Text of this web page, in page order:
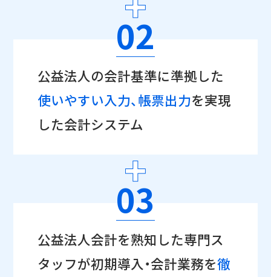
02
公益法人の会計基準に準拠した
使いやすい入力、帳票出力を実現
した会計システム
03
公益法人会計を熟知した専門ス
タッフが初期導入・会計業務を徹